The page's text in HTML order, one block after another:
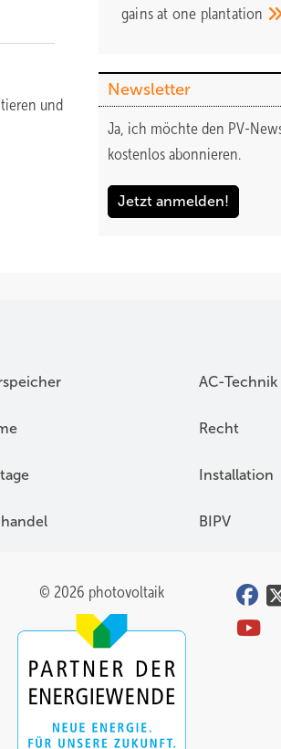
und
gains at one plantation
Newsletter
Ja, ich möchte den PV-
kostenlos abonnieren.
Jetzt anmelden!
AC-Technik
Recht
Installation
BIPV
© 2026 photovoltaik